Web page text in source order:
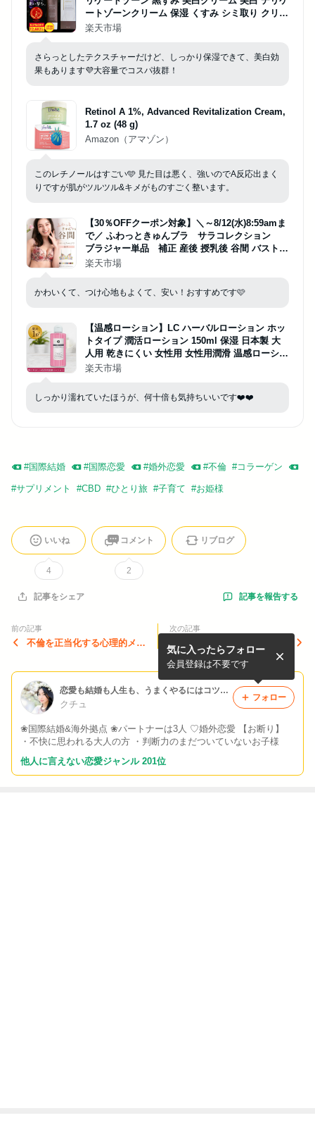
ートゾーンクリーム 保湿 くすみ シミ取り クリー
ム vio 黒ずみクリーム デリケートゾーン ケア お
薬部外100g
楽天市場
さらっとしたテクスチャーだけど、しっかり保湿できて、美白効
果もあります💜大容量でコスパ抜群！
Retinol A 1%, Advanced Revitalization Cream,
1.7 oz (48 g)
Amazon（アマゾン）
このレチノールはすごい🩵 見た目は悪く、強いのでA反応出まく
りですが肌がツルツル&キメがものすごく整います。
【30％OFFクーポン対象】＼～8/12(水)8:59amま
で／ ふわっときゅんブラ サラコレクション
ブラジャー単品 補正 産後 授乳後 谷間 バストメ
イク 花柄 ツイード 下着 レディース 女性 送料
ブラ
楽天市場
かわいくて、つけ心地もよくて、安い！おすすめです🩷
【温感ローション】LC ハーバルローション ホッ
トタイプ 潤活ローション 150ml 保湿 日本製 大
人用 乾きにくい 女性用 女性用潤滑 温感ローショ
ン 植物由来 自然派 潤い アロエ ハニー マッサー
楽天市場
しっかり濡れていたほうが、何十倍も気持ちいいです❤️❤️
#国際結婚 #国際恋愛 #婚外恋愛 #不倫 #コラーゲン
#サプリメント #CBD #ひとり旅 #子育て #お姫様
いいね
4
コメント
2
リブログ
記事をシェア 記事を報告する
前の記事
不倫を正当化する心理的メカ
次の記事
嫉妬深くて疑り深い彼との距
離の取り方
恋愛も結婚も人生も、うまくやるにはコツがあるの。
クチュ
❀国際結婚&海外拠点 ❀パートナーは3人 ♡婚外恋愛 【お断り】
・不快に思われる大人の方 ・判断力のまだついていないお子様
気に入ったらフォロー
会員登録は不要です
フォロー
他人に言えない恋愛ジャンル 201位